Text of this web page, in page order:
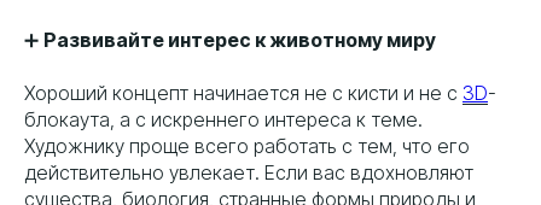
➕ Развивайте интерес к животному миру
Хороший концепт начинается не с кисти и не с 3D-
блокаута, а с искреннего интереса к теме.
Художнику проще всего работать с тем, что его
действительно увлекает. Если вас вдохновляют
существа, биология, странные формы природы и